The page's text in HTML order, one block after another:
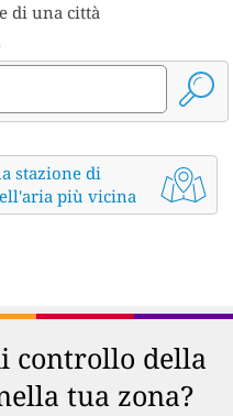
di una città
stazione di
più vicina
controllo della
tua zona?